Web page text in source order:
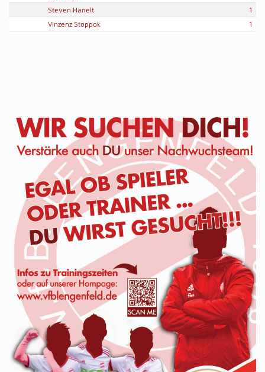
Steven Hanelt
1
Vinzenz Stoppok
1